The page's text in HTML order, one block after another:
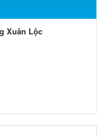
Xuân Lộc